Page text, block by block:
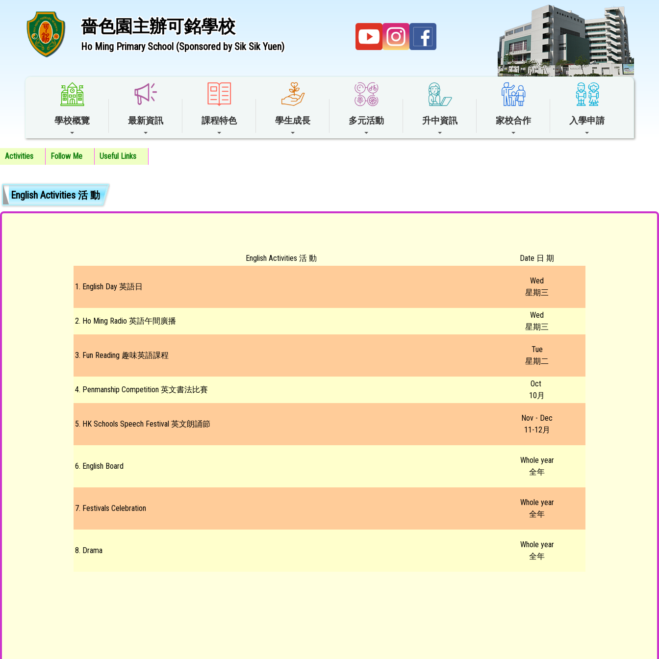
嗇色園主辦可銘學校
Ho Ming Primary School (Sponsored by Sik Sik Yuen)
學校概覽 最新資訊 課程特色 學生成長 多元活動 升中資訊 家校合作 入學申請
Activities Follow Me Useful Links
English Activities 活 動
English Activities 活 動 Date 日 期
1. English Day 英語日
Wed
星期三
2. Ho Ming Radio 英語午間廣播
Wed
星期三
3. Fun Reading 趣味英語課程
Tue
星期二
4. Penmanship Competition 英文書法比賽
Oct
10月
5. HK Schools Speech Festival 英文朗誦節
Nov - Dec
11-12月
6. English Board
Whole year
全年
7. Festivals Celebration
Whole year
全年
8. Drama
Whole year
全年